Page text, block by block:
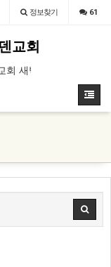
정보찾기 61
교회